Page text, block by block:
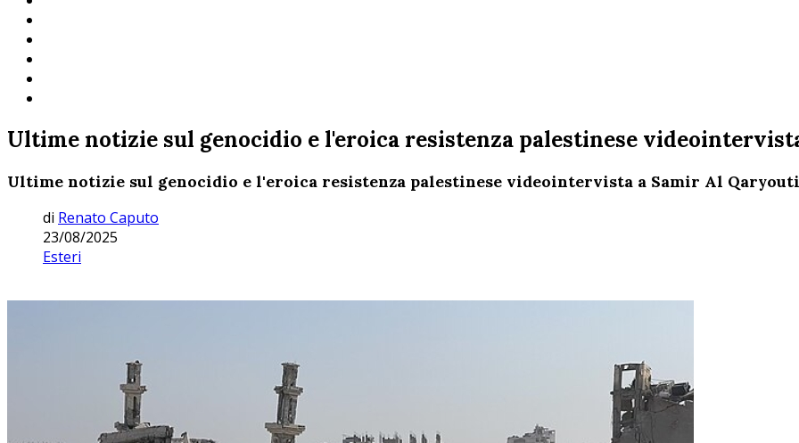
Ultime notizie sul genocidio e l'eroica resistenza palestinese
Ultime notizie sul genocidio e l'eroica resistenza palestinese videointervista a Samir Al Qaryouti
di Renato Caputo
23/08/2025
Esteri